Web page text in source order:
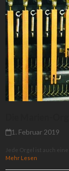
1. Februar 2019
Jede Orgel ist auch
Mehr Lesen